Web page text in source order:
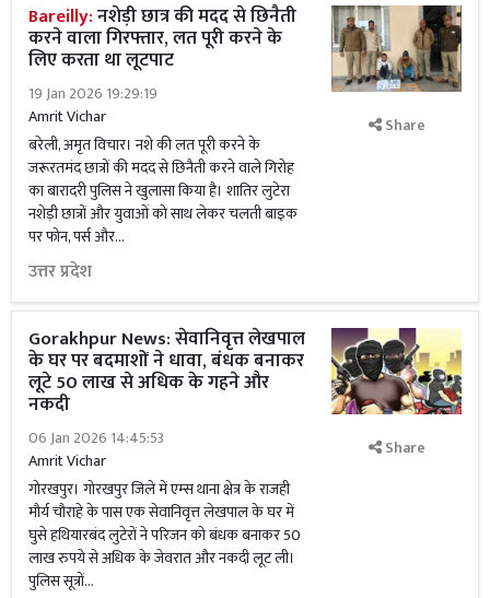
Bareilly:नशेड़ी छात्र की मदद से छिनैती
करने वाला गिरफ्तार, लत पूरी करने के
लिए करता था लूटपाट
19 Jan 2026 19:29:19
Amrit Vichar
बरेली, अमृत विचार। नशे की लत पूरी करने के
जरूरतमंद छात्रों की मदद से छिनैती करने वाले गिरोह
का बारादरी पुलिस ने खुलासा किया है। शातिर लुटेरा
नशेड़ी छात्रों और युवाओं को साथ लेकर चलती बाइक
पर फोन, पर्स और...
उत्तर प्रदेश
Share
Gorakhpur News: सेवानिवृत्त लेखपाल
के घर पर बदमाशों ने धावा, बंधक बनाकर
लूटे 50 लाख से अधिक के गहने और
नकदी
06 Jan 2026 14:45:53
Amrit Vichar
गोरखपुर। गोरखपुर जिले में एम्स थाना क्षेत्र के राजही
मौर्य चौराहे के पास एक सेवानिवृत्त लेखपाल के घर में
घुसे हथियारबंद लुटेरों ने परिजन को बंधक बनाकर 50
लाख रुपये से अधिक के जेवरात और नकदी लूट ली।
पुलिस सूत्रों...
Share